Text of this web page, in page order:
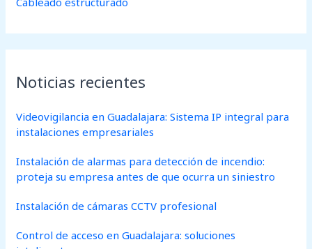
Noticias recientes
Videovigilancia en Guadalajara: Sistema IP integral para
instalaciones empresariales
Instalación de alarmas para detección de incendio:
proteja su empresa antes de que ocurra un siniestro
Instalación de cámaras CCTV profesional
Control de acceso en Guadalajara: soluciones